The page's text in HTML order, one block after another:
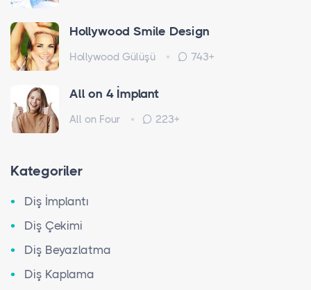
Hollywood Smile Design
Hollywood Gülüşü 743+
All on 4 İmplant
All on Four 223+
Kategoriler
Diş İmplantı
Diş Çekimi
Diş Beyazlatma
Diş Kaplama